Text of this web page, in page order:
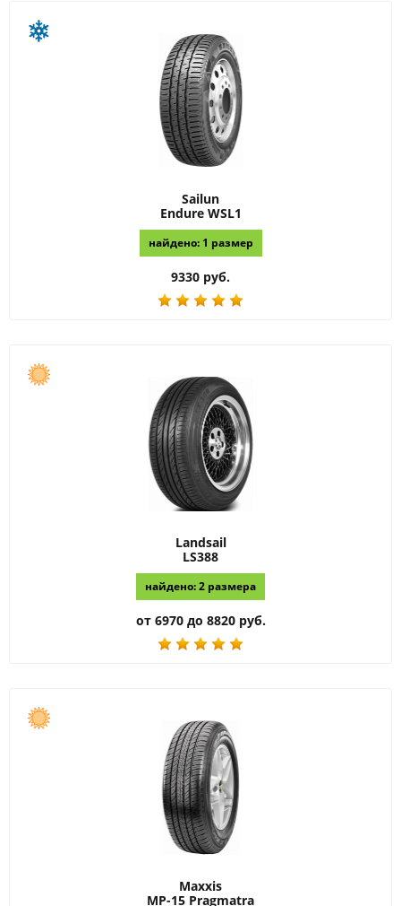
Sailun
Endure WSL1
найдено: 1 размер
9330 руб.
Landsail
LS388
найдено: 2 размера
от 6970 до 8820 руб.
Maxxis
MP-15 Pragmatra